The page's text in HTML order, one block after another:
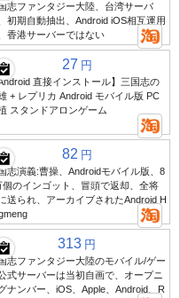
志ファンタジー大陸、台湾サーバ
初期自動抽出、Android iOS相互運用
香港サーバーではない
27 円
Android 直接インストール】三国志の
+ レプリカ Android モバイル版 PC
スタンドアロンゲーム
82 円
志演義:曹操、Androidモバイル版、8
個のインゴット、冒頭で返却、全将
送られ、アーカイブされたAndroid H
313 円
志ファンタジー大陸のモバイル/ゲー
式サーバーは当初自画で、オープニ
ナンバー、iOS、Apple、Android、R